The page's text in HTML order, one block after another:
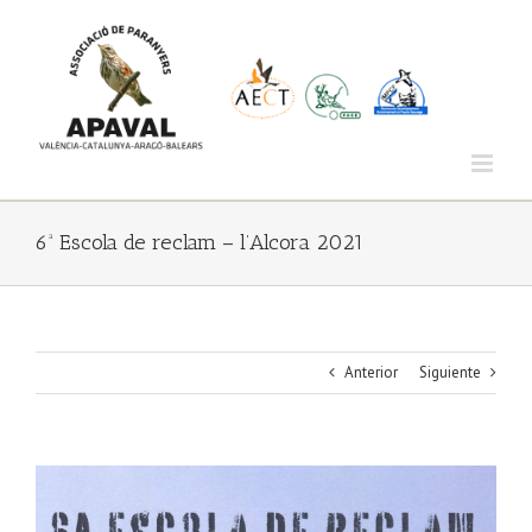
6ª Escola de reclam – l’Alcora 2021
Anterior Siguiente
más